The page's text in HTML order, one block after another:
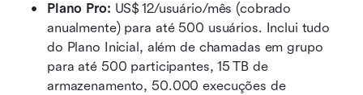
Plano Pro: US$ 12/usuário/mês (cobrado
anualmente) para até 500 usuários. Inclui tudo
do Plano Inicial, além de chamadas em grupo
para até 500 participantes, 15 TB de
armazenamento, 50.000 execuções de